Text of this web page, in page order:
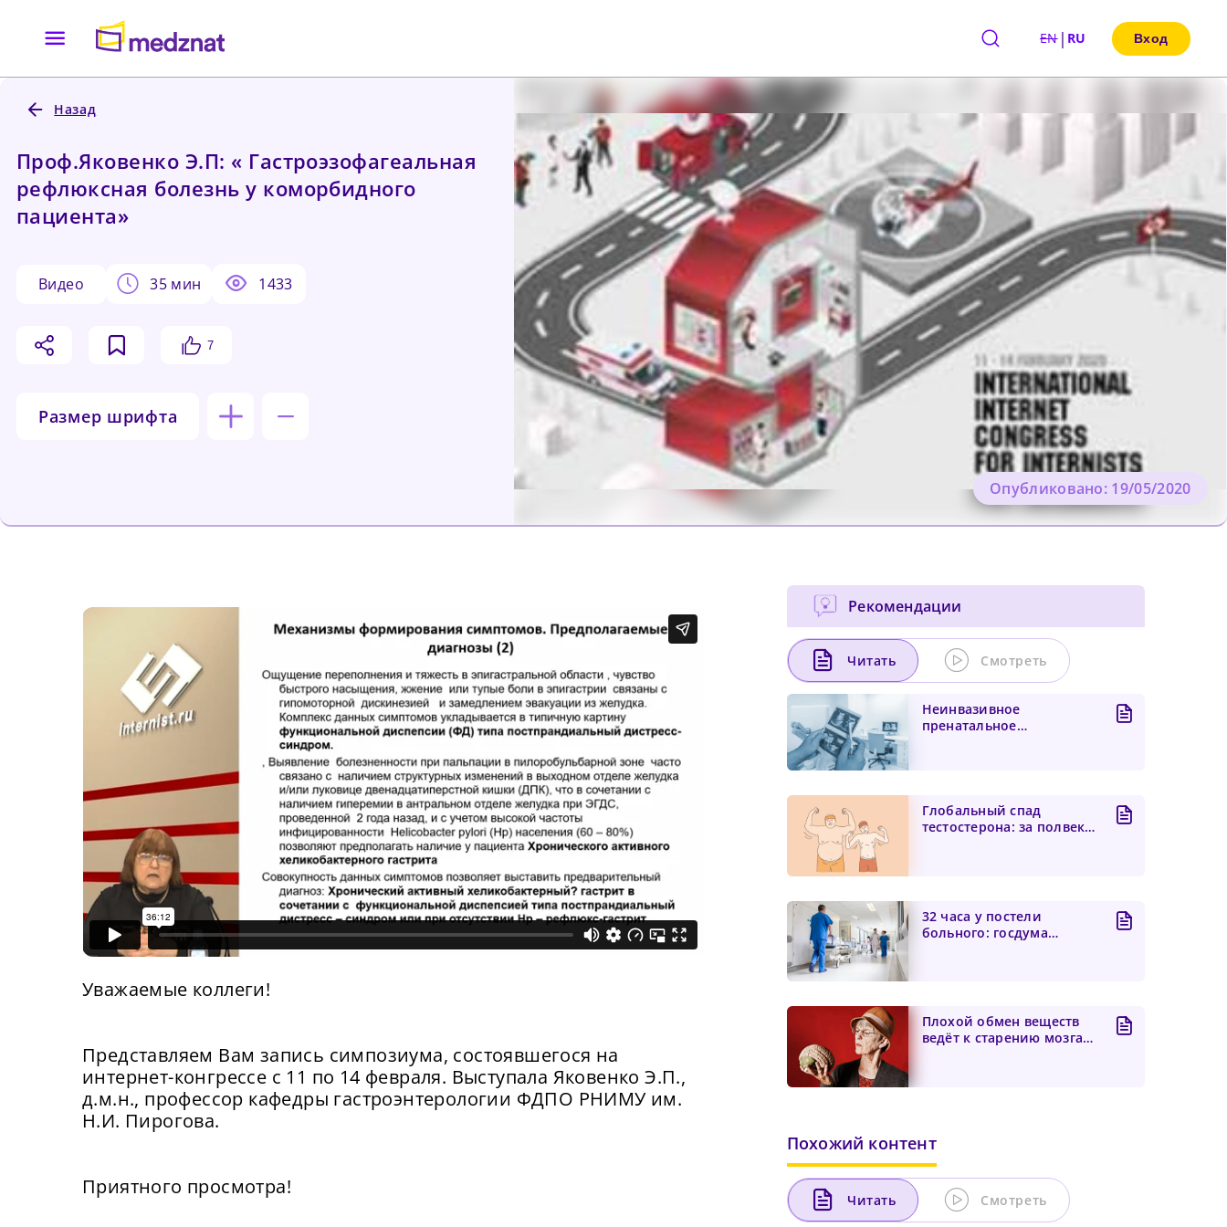
EN| RU Вход
Назад
Проф.Яковенко Э.П: « Гастроэзофагеальная
рефлюксная болезнь у коморбидного
пациента»
видео 35 мин 1433
7
Размер шрифта
Опубликовано: 19/05/2020
Уважаемые коллеги!
Представляем Вам запись симпозиума, состоявшегося на
интернет-конгрессе с 11 по 14 февраля. Выступала Яковенко Э.П.,
д.м.н., профессор кафедры гастроэнтерологии ФДПО РНИМУ им.
Н.И. Пирогова.
Приятного просмотра!
Рекомендации
Читать Смотреть
Неинвазивное
пренатальное
Глобальный спад
тестостерона: за полвека
32 часа у постели
больного: госдума
Плохой обмен веществ
ведёт к старению мозга
Похожий контент
Читать Смотреть